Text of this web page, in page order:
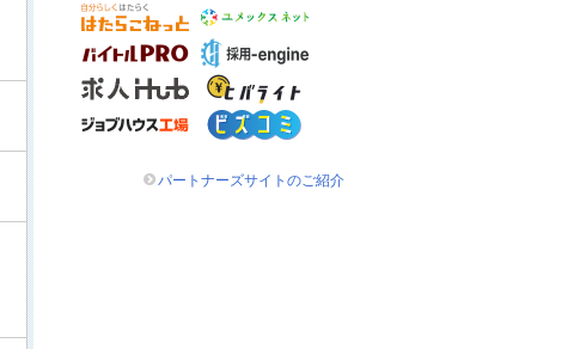
パートナーズサイトのご紹介